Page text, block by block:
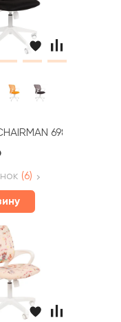
пластик 698 белый
(6)